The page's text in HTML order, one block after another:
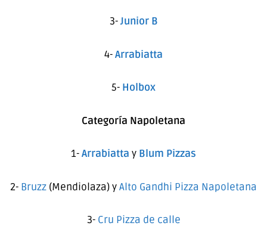
3-Junior B
4-Arrabiatta
5- Holbox
Categoría Napoletana
1-Arrabiatta y Blum Pizzas
2- Bruzz (Mendiolaza) yAlto Gandhi Pizza Napoletana
3- Cru Pizza de calle